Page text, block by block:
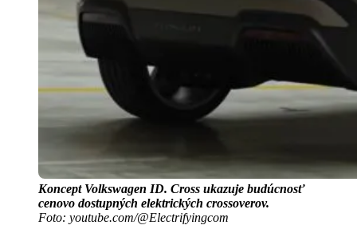
Koncept Volkswagen ID. Cross ukazuje budúcnosť
cenovo dostupných elektrických crossoverov.
Foto: youtube.com/@Electrifyingcom